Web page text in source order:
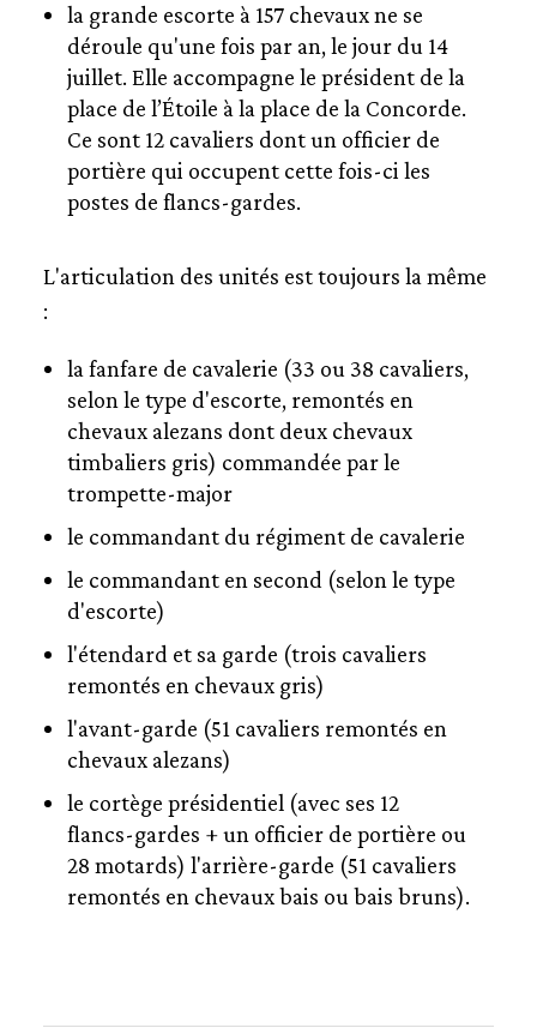
la grande escorte à 157 chevaux ne se
déroule qu'une fois par an, le jour du 14
juillet. Elle accompagne le président de la
place de l’Étoile à la place de la Concorde.
Ce sont 12 cavaliers dont un officier de
portière qui occupent cette fois-ci les
postes de flancs-gardes.
L'articulation des unités est toujours la même
:
la fanfare de cavalerie (33 ou 38 cavaliers,
selon le type d'escorte, remontés en
chevaux alezans dont deux chevaux
timbaliers gris) commandée par le
trompette-major
le commandant du régiment de cavalerie
le commandant en second (selon le type
d'escorte)
l'étendard et sa garde (trois cavaliers
remontés en chevaux gris)
l'avant-garde (51 cavaliers remontés en
chevaux alezans)
le cortège présidentiel (avec ses 12
flancs-gardes + un officier de portière ou
28 motards) l'arrière-garde (51 cavaliers
remontés en chevaux bais ou bais bruns).